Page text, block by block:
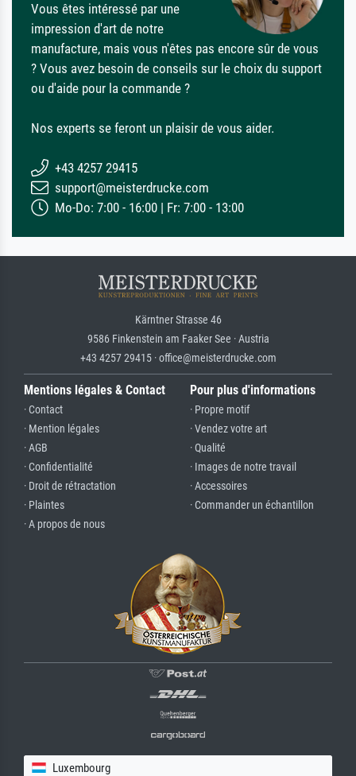
Vous êtes intéressé par une
impression d'art de notre
manufacture, mais vous n'êtes pas encore sûr de vous
? Vous avez besoin de conseils sur le choix du support
ou d'aide pour la commande ?
Nos experts se feront un plaisir de vous aider.
+43 4257 29415
support@meisterdrucke.com
Mo-Do: 7:00 - 16:00 | Fr: 7:00 - 13:00
Kärntner Strasse 46
9586 Finkenstein am Faaker See · Austria
+43 4257 29415 · office@meisterdrucke.com
Mentions légales & Contact
· Contact
· Mention légales
· AGB
· Confidentialité
· Droit de rétractation
· Plaintes
· A propos de nous
Pour plus d'informations
· Propre motif
· Vendez votre art
· Qualité
· Images de notre travail
· Accessoires
· Commander un échantillon
Luxembourg